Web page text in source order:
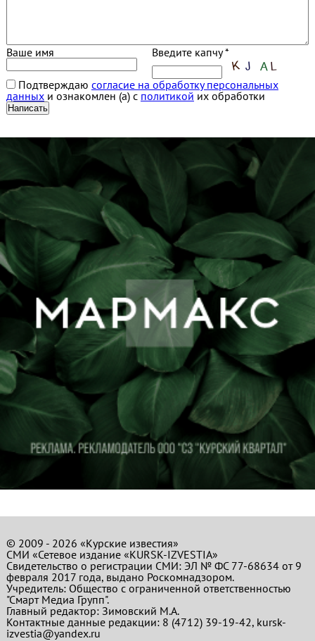
Ваше имя Введите капчу *
Подтверждаю согласие на обработку персональных
данныхи ознакомлен (а) с политикой их обработки
© 2009 - 2026 «Курские известия»
СМИ «Сетевое издание «KURSK-IZVESTIA»
Свидетельство о регистрации СМИ: ЭЛ № ФС 77-68634 от 9
февраля 2017 года, выдано Роскомнадзором.
Учредитель: Общество с ограниченной ответственностью
"Смарт Медиа Групп".
Главный редактор:Зимовский М.А.
Контактные данные редакции: 8 (4712) 39-19-42, kursk-
izvestia@yandex.ru